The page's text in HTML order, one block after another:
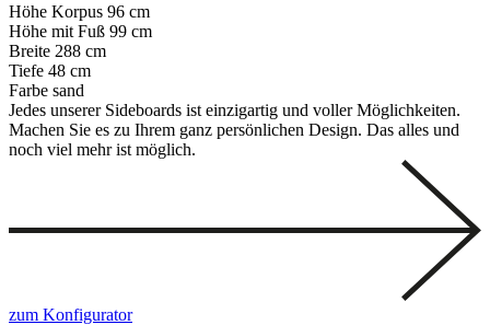
Höhe Korpus 96 cm
Höhe mit Fuß 99 cm
Breite 288 cm
Tiefe 48 cm
Farbe sand
Jedes unserer Sideboards ist einzigartig und voller Möglichkeiten.
Machen Sie es zu Ihrem ganz persönlichen Design. Das alles und
noch viel mehr ist möglich.
zum Konfigurator